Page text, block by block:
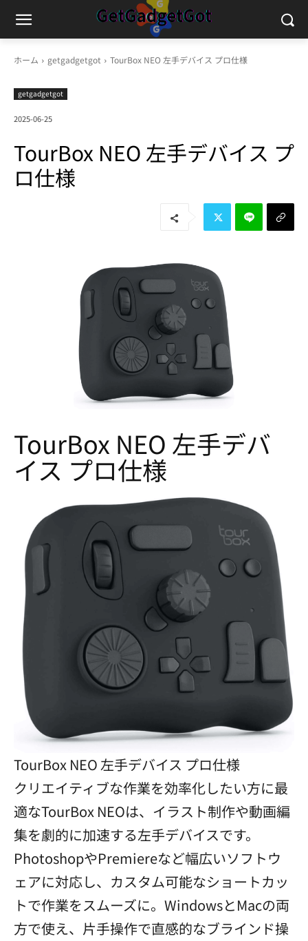
ホーム getgadgetgot TourBox NEO 左手デバイス プロ仕様
getgadgetgot
2025-06-25
TourBox NEO 左手デバイス プ
ロ仕様
TourBox NEO 左手デバ
イス プロ仕様
TourBox NEO 左手デバイス プロ仕様
クリエイティブな作業を効率化したい方に最
適なTourBox NEOは、イラスト制作や動画編
集を劇的に加速する左手デバイスです。
PhotoshopやPremiereなど幅広いソフトウ
ェアに対応し、カスタム可能なショートカッ
トで作業をスムーズに。WindowsとMacの両
方で使え、片手操作で直感的なブラインド操